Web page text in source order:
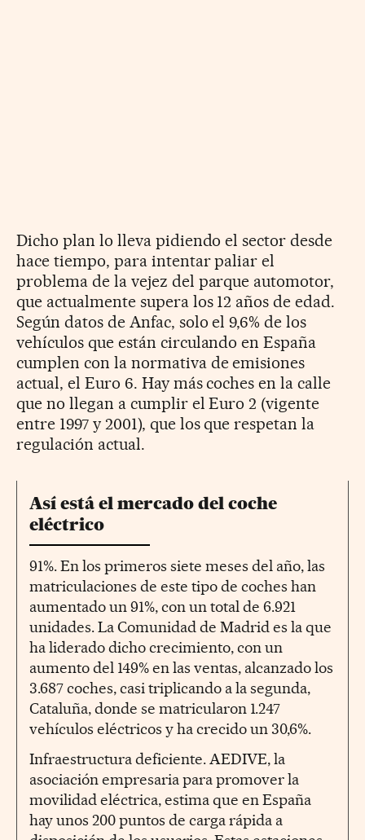
Dicho plan lo lleva pidiendo el sector desde
hace tiempo, para intentar paliar el
problema de la vejez del parque automotor,
que actualmente supera los 12 años de edad.
Según datos de Anfac, solo el 9,6% de los
vehículos que están circulando en España
cumplen con la normativa de emisiones
actual, el Euro 6. Hay más coches en la calle
que no llegan a cumplir el Euro 2 (vigente
entre 1997 y 2001), que los que respetan la
regulación actual.
Así está el mercado del coche
eléctrico
91%. En los primeros siete meses del año, las
matriculaciones de este tipo de coches han
aumentado un 91%, con un total de 6.921
unidades. La Comunidad de Madrid es la que
ha liderado dicho crecimiento, con un
aumento del 149% en las ventas, alcanzado los
3.687 coches, casi triplicando a la segunda,
Cataluña, donde se matricularon 1.247
vehículos eléctricos y ha crecido un 30,6%.
Infraestructura deficiente. AEDIVE, la
asociación empresaria para promover la
movilidad eléctrica, estima que en España
hay unos 200 puntos de carga rápida a